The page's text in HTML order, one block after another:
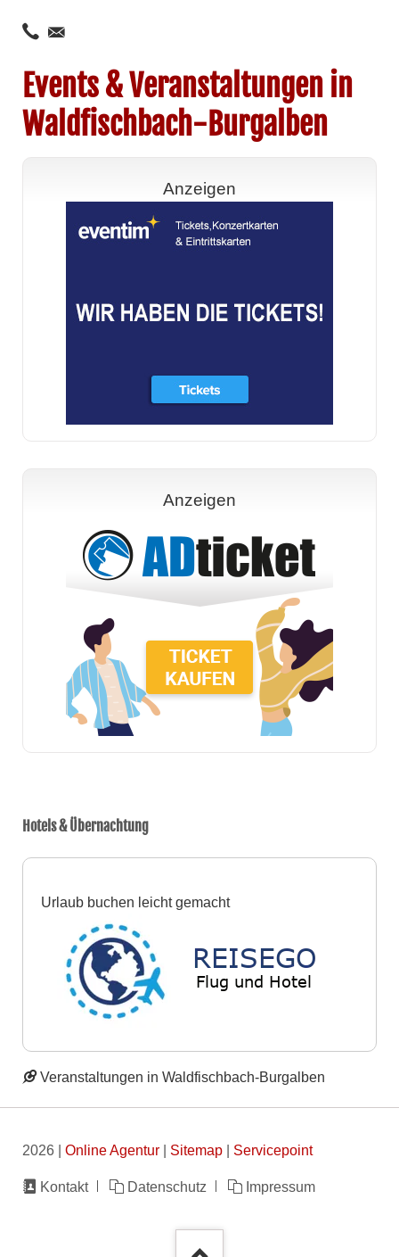
Events & Veranstaltungen in
Waldfischbach-Burgalben
Anzeigen
Anzeigen
Hotels & Übernachtung
Urlaub buchen leicht gemacht
Veranstaltungen in Waldfischbach-Burgalben
2026 | Online Agentur| Sitemap| Servicepoint
Navigation
Kontakt Datenschutz Impressum